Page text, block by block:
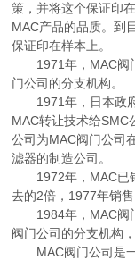
策，并将这个保证印
MAC产品的品质。到
保证印在样本上。
1971年，MAC阀门
门公司的分支机构。
1971年，日本政府
MAC转让技术给SMC
公司为MAC阀门公司
滤器的制造公司。
1972年，MAC已销
去的2倍，1977年销售
1984年，MAC阀门
阀门公司的分支机构
MAC阀门公司是一